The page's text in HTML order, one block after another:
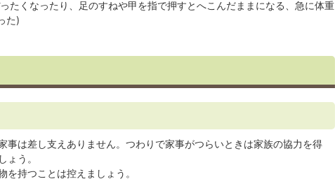
たくなったり、足のすねや甲を指で押すとへこんだままになる、急に体重
た)
事は差し支えありません。つわりで家事がつらいときは家族の協力を得
ょう。
持つことは控えましょう。